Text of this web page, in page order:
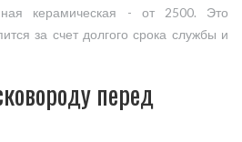
керамическая - от 2500. Это
за счет долгого срока службы и
перед